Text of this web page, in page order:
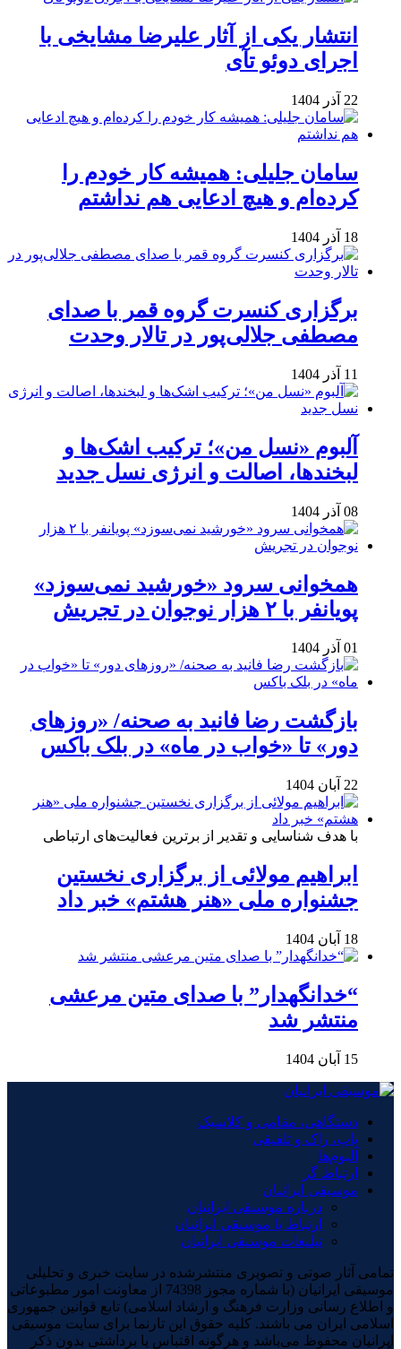
انتشار یکی از آثار علیرضا مشایخی با
اجرای دوئو تآی
22 آذر 1404
سامان جلیلی: همیشه کار خودم را
کرده‌ام و هیچ ادعایی هم نداشتم
18 آذر 1404
برگزاری کنسرت گروه قمر با صدای
مصطفی جلالی‌پور در تالار وحدت
11 آذر 1404
آلبوم «نسل من»؛ ترکیب اشک‌ها و
لبخندها، اصالت و انرژی نسل جدید
08 آذر 1404
همخوانی سرود «خورشید نمی‌سوزد»
پویانفر با ۲ هزار نوجوان در تجریش
01 آذر 1404
بازگشت رضا فانید به صحنه/ «روزهای
دور» تا «خواب در ماه» در بلک باکس
22 آبان 1404
با هدف شناسایی و تقدیر از برترین فعالیت‌های ارتباطی
ابراهیم مولائی از برگزاری نخستین
جشنواره ملی «هنر هشتم» خبر داد
18 آبان 1404
“خدانگهدار” با صدای متین مرعشی
منتشر شد
15 آبان 1404
دستگاهی، مقامی و کلاسیک
پاپ، راک و تلفیقی
آلبوم‌ها
ارتباط گر
موسیقی ایرانیان
درباره موسیقی ایرانیان
ارتباط با موسیقی ایرانیان
تبلیغات موسیقی ایرانیان
تمامی آثار صوتی و تصویری منتشرشده در سایت خبری و تحلیلی
موسیقی ایرانیان (با شماره مجوز 74398 از معاونت امور مطبوعاتی
و اطلاع رسانی وزارت فرهنگ و ارشاد اسلامی) تابع قوانین جمهوری
اسلامی ایران می باشند. کلیه حقوق این تارنما برای سایت موسیقی
ایرانیان محفوظ می‌باشد و هرگونه اقتباس یا برداشتی بدون ذکر